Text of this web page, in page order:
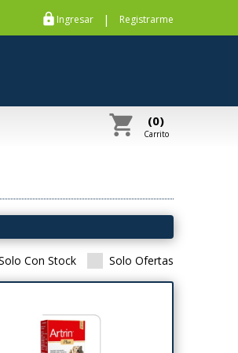
https Ingresar | Registrarme
el país.
shopping_cart (0)
Carrito
Con Stock Solo Ofertas